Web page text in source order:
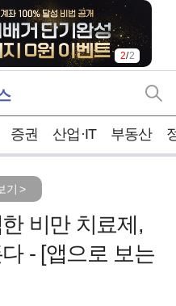
2/2
증권 산업·IT 부동산
기 >
비만 치료제,
- [앱으로 보는